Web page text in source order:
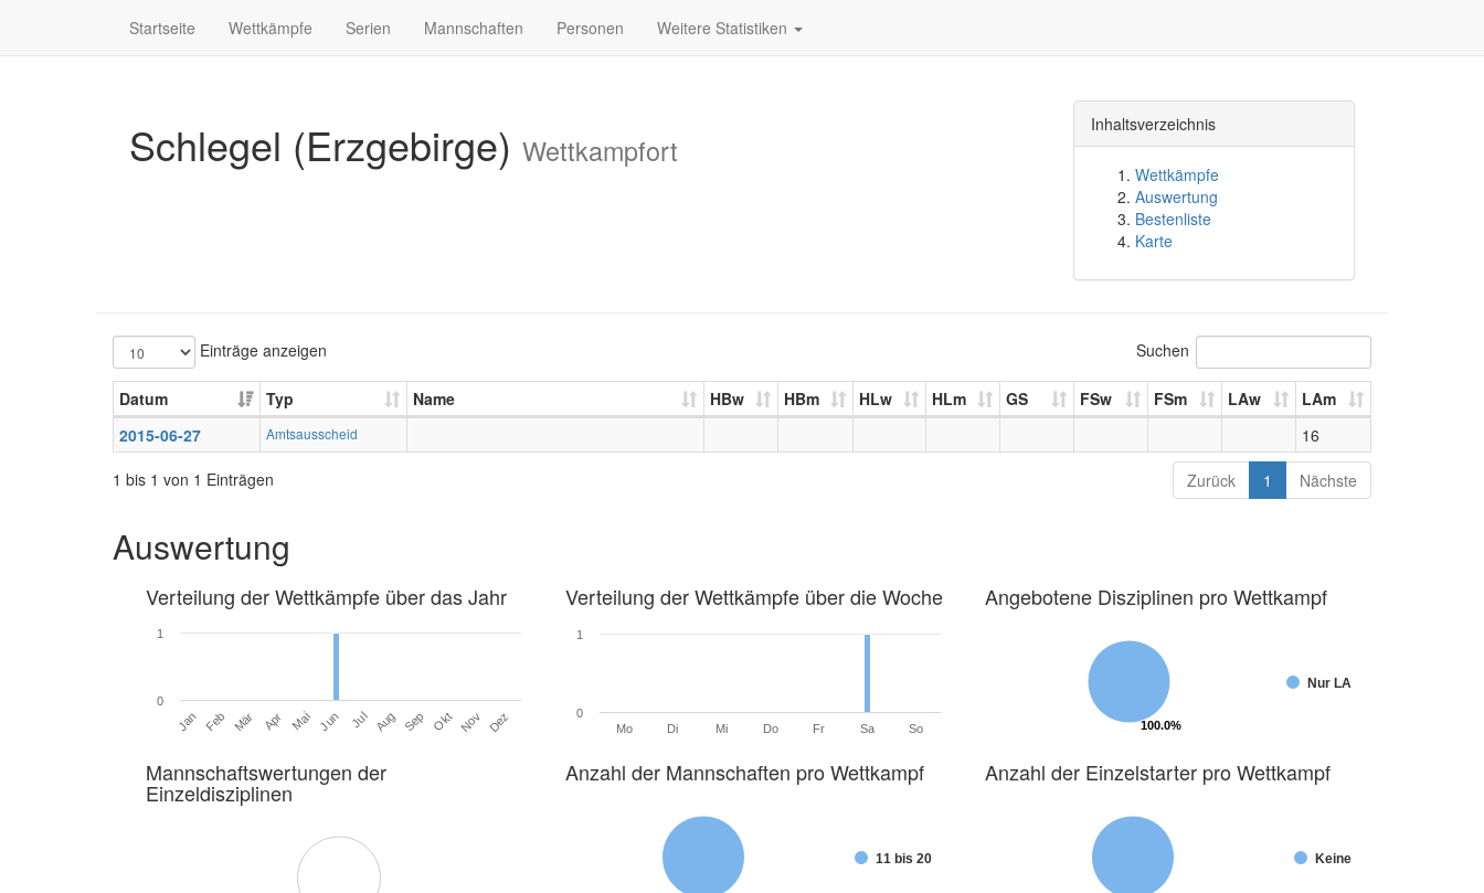
Startseite Wettkämpfe Serien Mannschaften Personen Weitere Statistiken
Schlegel (Erzgebirge) Wettkampfort
Inhaltsverzeichnis
Wettkämpfe
Auswertung
Bestenliste
Karte
Einträge anzeigen Suchen
Datum Typ Name HBw HBm HLw HLm GS FSw FSm LAw
LAm
2015-06-27
Amtsausscheid
16
1 bis 1 von 1 Einträgen
Zurück 1 Nächste
Auswertung
Verteilung der Wettkämpfe über das Jahr
Jan Feb Mär Apr Mai Jun Jul Aug Sep Okt Nov Dez
0
1
Verteilung der Wettkämpfe über die Woche
Mo Di Mi Do Fr Sa So
0
1
Angebotene Disziplinen pro Wettkampf
100.0%
100.0%
Nur LA
Mannschaftswertungen der
Einzeldisziplinen
Anzahl der Mannschaften pro Wettkampf
11 bis 20
Anzahl der Einzelstarter pro Wettkampf
Keine